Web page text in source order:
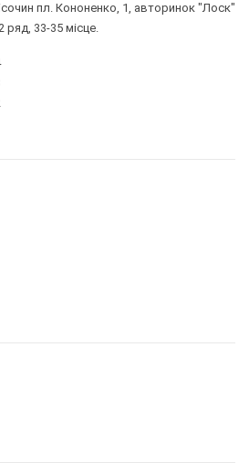
пл. Кононенко, 1, авторинок "Лоск"
ряд, 33-35 місце.